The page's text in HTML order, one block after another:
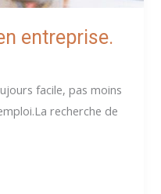
entreprise.
facile, pas moins
recherche de